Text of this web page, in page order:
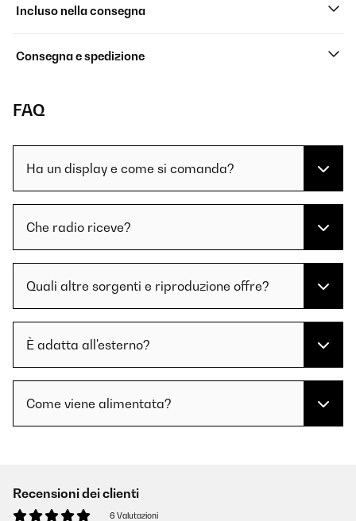
Incluso nella consegna
Consegna e spedizione
FAQ
Ha un display e come si comanda?
Che radio riceve?
Quali altre sorgenti e riproduzione offre?
È adatta all'esterno?
Come viene alimentata?
Recensioni dei clienti
6 Valutazioni